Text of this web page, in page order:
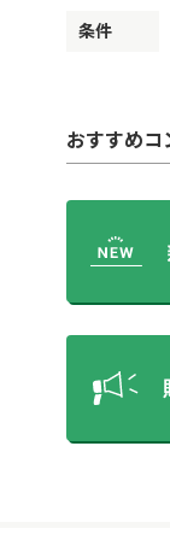
条件
おすすめコ